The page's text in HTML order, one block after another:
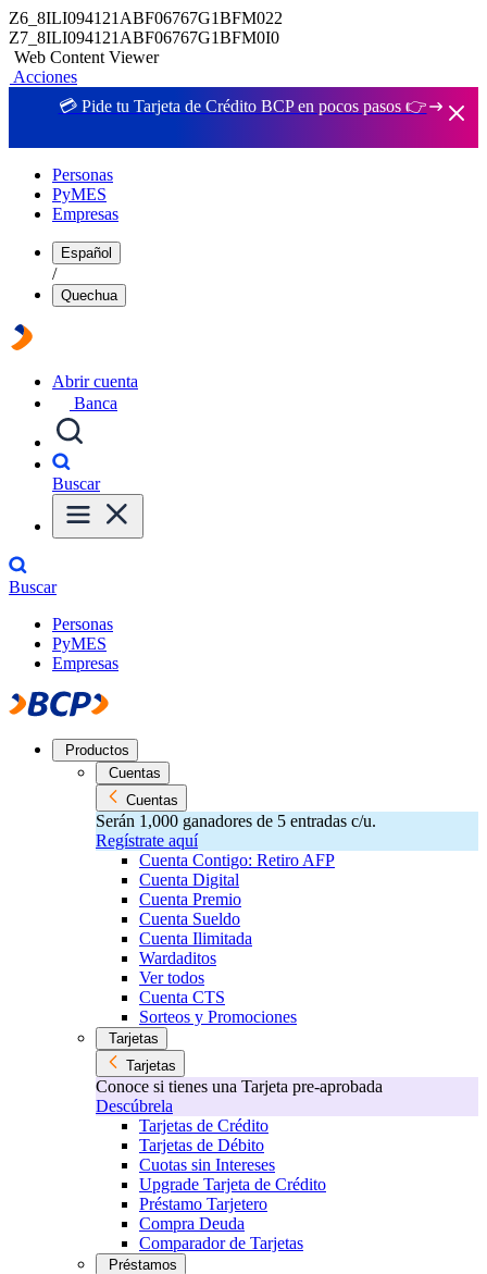
Z6_8ILI094121ABF06767G1BFM022
Z7_8ILI094121ABF06767G1BFM0I0
Web Content Viewer
Acciones
💳 Pide tu Tarjeta de Crédito BCP en pocos pasos 👉
Personas
PyMES
Empresas
Español
/
Quechua
Abrir cuenta
Banca
Buscar
Buscar
Personas
PyMES
Empresas
Productos
Cuentas
Cuentas
Serán 1,000 ganadores de 5 entradas c/u.
Regístrate aquí
Cuenta Contigo: Retiro AFP
Cuenta Digital
Cuenta Premio
Cuenta Sueldo
Cuenta Ilimitada
Wardaditos
Ver todos
Cuenta CTS
Sorteos y Promociones
Tarjetas
Tarjetas
Conoce si tienes una Tarjeta pre-aprobada
Descúbrela
Tarjetas de Crédito
Tarjetas de Débito
Cuotas sin Intereses
Upgrade Tarjeta de Crédito
Préstamo Tarjetero
Compra Deuda
Comparador de Tarjetas
Préstamos